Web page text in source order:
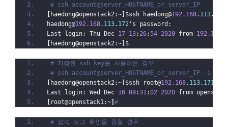
# ssh account@server_HOSTNAME_or_server_IP
[ haedong@openstack2:~] $ssh haedong@192.168. 113.
haedong@192.168. 113. 172 's password:
Last login: Thu Dec 17 13: 26:54 2020 from 192.168
[ haedong@openstack2:~] $
# 저장된 ssh key를 사용하는 경우
# ssh account@server_HOSTNAME_or_server_IP -i
[ haedong@openstack2:~] $ssh root@192.168. 113. 171
Last login: Wed Dec 16 09:31 :02 2020 from
[ root@openstack1:~] #
# 접속 로그 확인을 원할 경우